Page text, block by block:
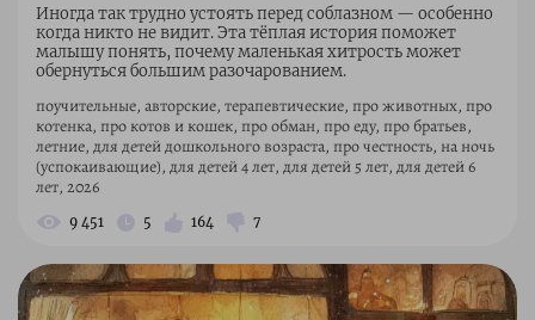
Иногда так трудно устоять перед соблазном — особенно
когда никто не видит. Эта тёплая история поможет
малышу понять, почему маленькая хитрость может
обернуться большим разочарованием.
поучительные, авторские, терапевтические, про животных, про
котенка, про котов и кошек, про обман, про еду, про братьев,
летние, для детей дошкольного возраста, про честность, на ночь
(успокаивающие), для детей 4 лет, для детей 5 лет, для детей 6
лет, 2026
9 451 5 164 7